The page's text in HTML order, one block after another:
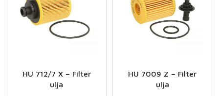
HU 712/7 X – Filter
ulja
HU 7009 Z – Filter
ulja